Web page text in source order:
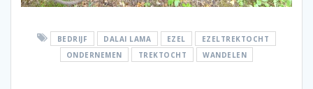
BEDRIJF DALAI LAMA EZEL
EZELTREKTOCHT
ONDERNEMEN
TREKTOCHT WANDELEN